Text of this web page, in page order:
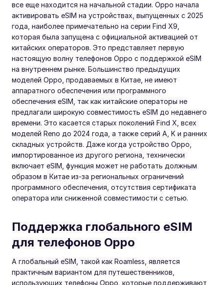
все еще находится на начальной стадии. Oppo начала
активировать eSIM на устройствах, выпущенных с 2025
года, наиболее примечательно на серии Find X9,
которая была запущена с официальной активацией от
китайских операторов. Это представляет первую
настоящую волну телефонов Oppo с поддержкой eSIM
на внутреннем рынке. Большинство предыдущих
моделей Oppo, продаваемых в Китае, не имеют
аппаратного обеспечения или программного
обеспечения eSIM, так как китайские операторы не
предлагали широкую совместимость eSIM до недавнего
времени. Это касается старых поколений Find X, всех
моделей Reno до 2024 года, а также серий A, K и ранних
складных устройств. Даже когда устройство Oppo,
импортированное из другого региона, технически
включает eSIM, функция может не работать должным
образом в Китае из-за региональных ограничений
программного обеспечения, отсутствия сертификата
оператора или сниженной совместимости с сетью.
Поддержка глобального eSIM
для телефонов Oppo
A глобальный eSIM, такой как Roamless, является
практичным вариантом для путешественников,
использующих телефоны Oppo, которые поддерживают